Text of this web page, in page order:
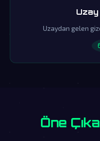
Uzaydan gelen
Öne